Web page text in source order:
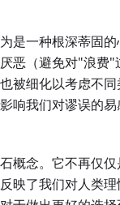
是一种根深蒂固的
恶（避免对"浪费"
被细化以考虑不同
响我们对谬误的易
概念。它不再仅仅
映了我们对人类理